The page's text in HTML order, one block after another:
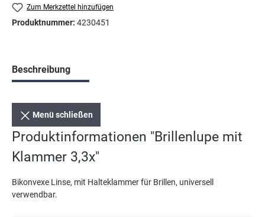
Zum Merkzettel hinzufügen
Produktnummer: 4230451
Beschreibung
Menü schließen
Produktinformationen "Brillenlupe mit
Klammer 3,3x"
Bikonvexe Linse, mit Halteklammer für Brillen, universell
verwendbar.